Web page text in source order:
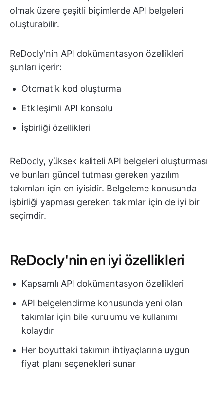
olmak üzere çeşitli biçimlerde API belgeleri
oluşturabilir.
ReDocly'nin API dokümantasyon özellikleri
şunları içerir:
Otomatik kod oluşturma
Etkileşimli API konsolu
İşbirliği özellikleri
ReDocly, yüksek kaliteli API belgeleri oluşturması
ve bunları güncel tutması gereken yazılım
takımları için en iyisidir. Belgeleme konusunda
işbirliği yapması gereken takımlar için de iyi bir
seçimdir.
ReDocly'nin en iyi özellikleri
Kapsamlı API dokümantasyon özellikleri
API belgelendirme konusunda yeni olan
takımlar için bile kurulumu ve kullanımı
kolaydır
Her boyuttaki takımın ihtiyaçlarına uygun
fiyat planı seçenekleri sunar